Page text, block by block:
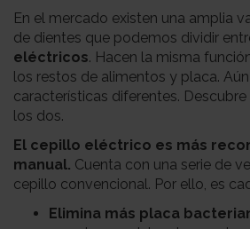
En el mercado existen una amplia
de dientes que podemos dividir
eléctricos. Hacen la misma
los restos de alimentos y placa. Aún
características diferentes.
los dos.
El cepillo eléctrico es más
manual. Cuenta con una serie de
cepillo convencional. Por ello, es
Elimina más placa